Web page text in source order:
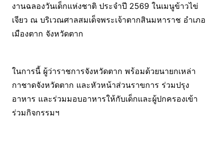
งานฉลองวันเด็กแห่งชาติ ประจำปี 2569 ในเมนูข้าวไข่
เจียว ณ บริเวณศาลสมเด็จพระเจ้าตากสินมหาราช อำเภอ
เมืองตาก จังหวัดตาก
ในการนี้ ผู้ว่าราชการจังหวัดตาก พร้อมด้วยนายกเหล่า
กาชาดจังหวัดตาก และหัวหน้าส่วนราขการ ร่วมปรุง
อาหาร และร่วมมอบอาหารให้กับเด็กและผู้ปกครองเข้า
ร่วมกิจกรรมฯ